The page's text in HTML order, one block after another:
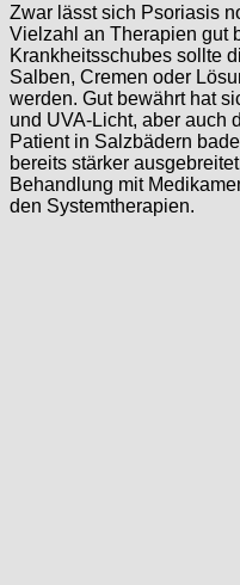
Zwar lässt sich Psoriasis
Vielzahl an Therapien gut
Krankheitsschubes sollte
Salben, Cremen oder
werden. Gut bewährt hat
und UVA-Licht, aber auch
Patient in Salzbädern
bereits stärker
Behandlung mit
den Systemtherapien.